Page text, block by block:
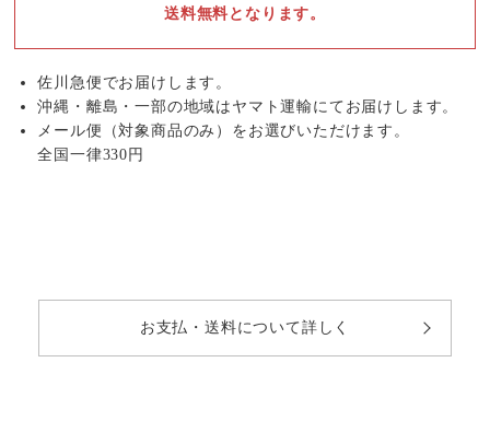
送料無料となります。
佐川急便でお届けします。
沖縄・離島・一部の地域はヤマト運輸にてお届けします。
メール便（対象商品のみ）をお選びいただけます。
全国一律330円
お支払・送料について詳しく